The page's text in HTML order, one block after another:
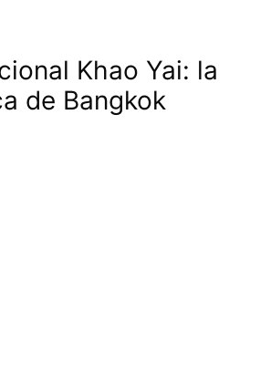
Khao Yai: la
de Bangkok